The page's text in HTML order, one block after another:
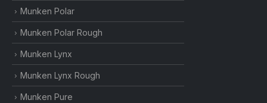
Munken Polar
Munken Polar Rough
Munken Lynx
Munken Lynx Rough
Munken Pure